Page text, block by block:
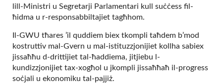
lill-Ministri u Segretarji Parlamentari kull suċċess fil-
ħidma u r-responsabbiltajiet tagħhom.
Il-GWU tħares ’il quddiem biex tkompli taħdem b’mod
kostruttiv mal-Gvern u mal-istituzzjonijiet kollha sabiex
jissaħħu d-drittijiet tal-ħaddiema, jitjiebu l-
kundizzjonijiet tax-xogħol u jkompli jissaħħaħ il-progress
soċjali u ekonomiku tal-pajjiż.